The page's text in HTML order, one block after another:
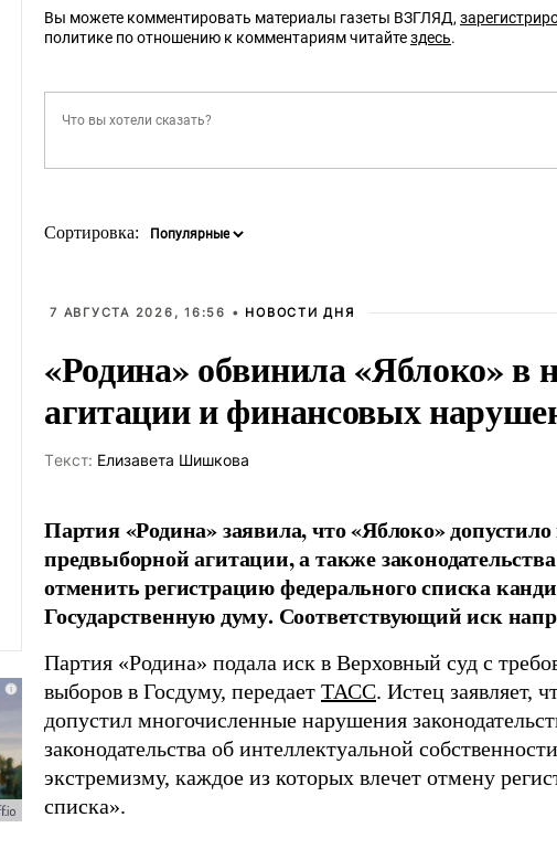
Вы можете комментировать материалы газеты ВЗГЛЯД,
политике по отношению к комментариям читайтездесь.
Сортировка:
7 АВГУСТА 2026, 16:56 • НОВОСТИ ДНЯ
«Родина» обвинила «Яблоко» в
агитации и финансовых
Tекст: Елизавета Шишкова
Партия «Родина» заявила, что «Яблоко»
предвыборной агитации, а также
отменить регистрацию федерального списка
Государственную думу. Соответствующий иск
Партия «Родина» подала иск в Верховный суд с
выборов в Госдуму, передает ТАСС. Истец заявляет,
допустил многочисленные нарушения
законодательства об интеллектуальной
экстремизму, каждое из которых влечет отмену
списка».